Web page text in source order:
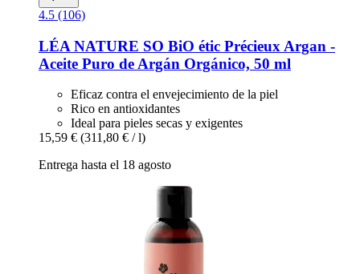
4.5 (106)
LÉA NATURE SO BiO étic Précieux Argan -​
Aceite Puro de Argán Orgánico, 50 ml
Eficaz contra el envejecimiento de la piel
Rico en antioxidantes
Ideal para pieles secas y exigentes
15,59 € (311,80 € / l)
Entrega hasta el 18 agosto